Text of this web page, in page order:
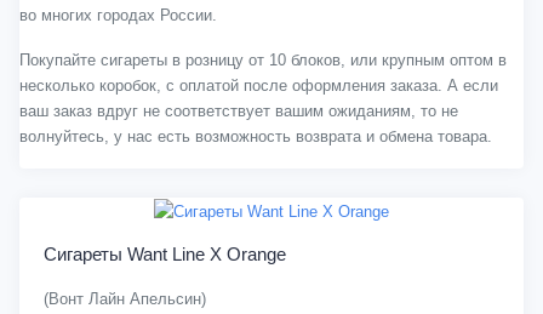
во многих городах России.
Покупайте сигареты в розницу от 10 блоков, или крупным оптом в
несколько коробок, с оплатой после оформления заказа. А если
ваш заказ вдруг не соответствует вашим ожиданиям, то не
волнуйтесь, у нас есть возможность возврата и обмена товара.
Сигареты Want Line X Orange
(Вонт Лайн Апельсин)